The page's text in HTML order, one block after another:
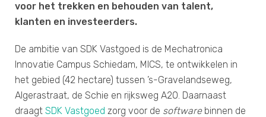
voor het trekken en behouden van talent,
klanten en investeerders.
De ambitie van SDK Vastgoed is de Mechatronica
Innovatie Campus Schiedam, MICS, te ontwikkelen in
het gebied (42 hectare) tussen ’s-Gravelandseweg,
Algerastraat, de Schie en rijksweg A20. Daarnaast
draagt SDK Vastgoed zorg voor de softwarebinnen de